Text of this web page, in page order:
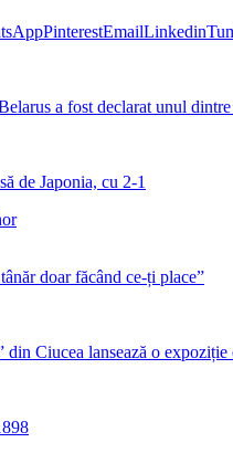
PinterestEmailLinkedin
a fost declarat unul
de Japonia, cu 2-1
doar făcând ce-ți place”
Ciucea lansează o